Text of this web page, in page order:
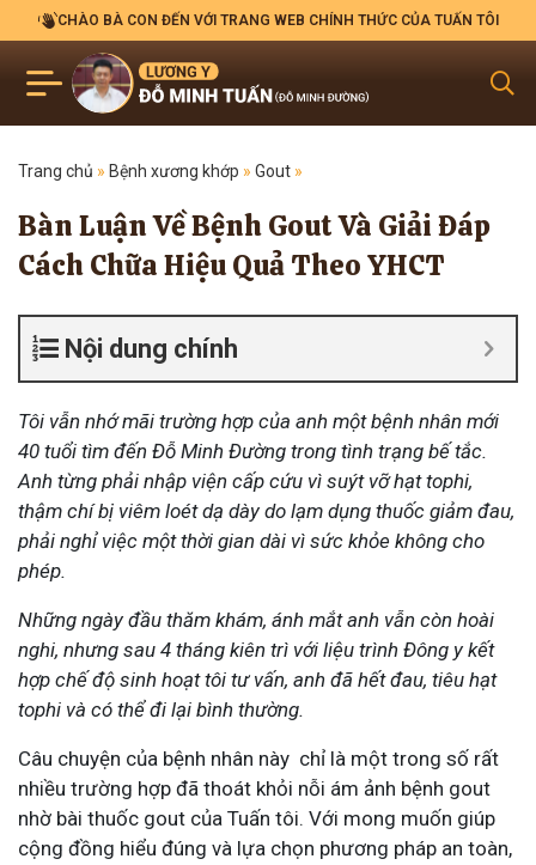
CHÀO BÀ CON ĐẾN VỚI TRANG WEB CHÍNH THỨC CỦA TUẤN TÔI
Trang chủ » Bệnh xương khớp » Gout »
Bàn Luận Về Bệnh Gout Và Giải Đáp
Cách Chữa Hiệu Quả Theo YHCT
Nội dung chính
Tôi vẫn nhớ mãi trường hợp của anh một bệnh nhân mới
40 tuổi tìm đến Đỗ Minh Đường trong tình trạng bế tắc.
Anh từng phải nhập viện cấp cứu vì suýt vỡ hạt tophi,
thậm chí bị viêm loét dạ dày do lạm dụng thuốc giảm đau,
phải nghỉ việc một thời gian dài vì sức khỏe không cho
phép.
Những ngày đầu thăm khám, ánh mắt anh vẫn còn hoài
nghi, nhưng sau 4 tháng kiên trì với liệu trình Đông y kết
hợp chế độ sinh hoạt tôi tư vấn, anh đã hết đau, tiêu hạt
tophi và có thể đi lại bình thường.
Câu chuyện của bệnh nhân này chỉ là một trong số rất
nhiều trường hợp đã thoát khỏi nỗi ám ảnh bệnh gout
nhờ bài thuốc gout của Tuấn tôi. Với mong muốn giúp
cộng đồng hiểu đúng và lựa chọn phương pháp an toàn,